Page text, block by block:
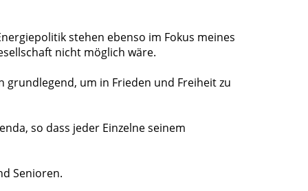
stehen ebenso im Fokus meines
nicht möglich wäre.
um in Frieden und Freiheit zu
so dass jeder Einzelne seinem
Senioren.